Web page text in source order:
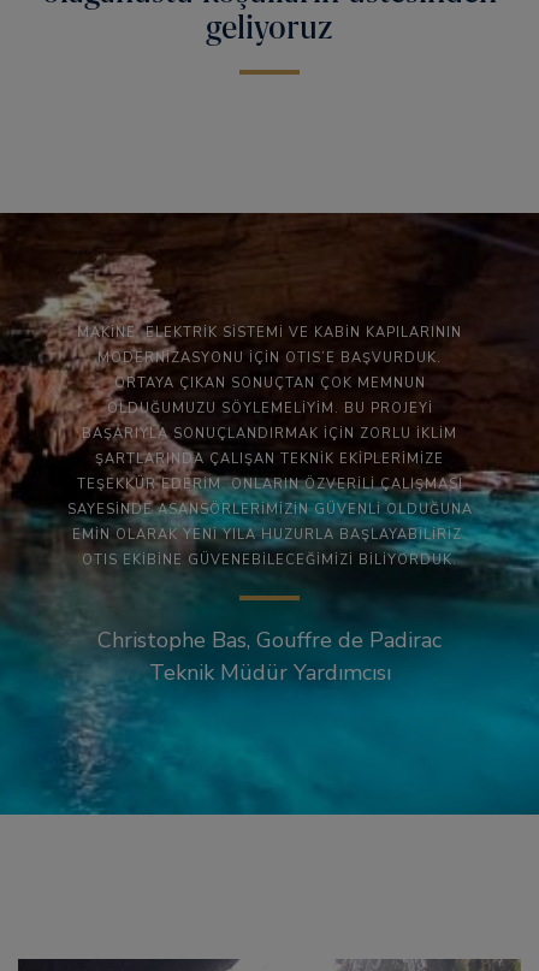
geliyoruz
MAKİNE, ELEKTRİK SİSTEMİ VE KABİN KAPILARININ
MODERNİZASYONU İÇİN OTIS’E BAŞVURDUK.
ORTAYA ÇIKAN SONUÇTAN ÇOK MEMNUN
OLDUĞUMUZU SÖYLEMELİYİM. BU PROJEYİ
BAŞARIYLA SONUÇLANDIRMAK İÇİN ZORLU İKLİM
ŞARTLARINDA ÇALIŞAN TEKNİK EKİPLERİMİZE
TEŞEKKÜR EDERİM. ONLARIN ÖZVERİLİ ÇALIŞMASI
SAYESİNDE ASANSÖRLERİMİZİN GÜVENLİ OLDUĞUNA
EMİN OLARAK YENİ YILA HUZURLA BAŞLAYABİLİRİZ.
OTIS EKİBİNE GÜVENEBİLECEĞİMİZİ BİLİYORDUK.
Christophe Bas, Gouffre de Padirac
Teknik Müdür Yardımcısı